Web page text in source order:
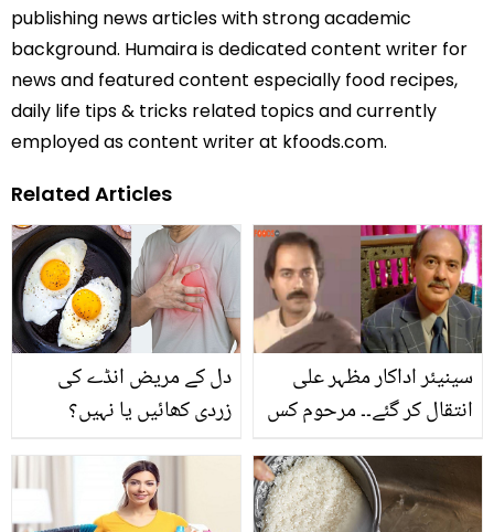
publishing news articles with strong academic
background. Humaira is dedicated content writer for
news and featured content especially food recipes,
daily life tips & tricks related topics and currently
employed as content writer at kfoods.com.
Related Articles
دل کے مریض انڈے کی
زردی کھائیں یا نہیں؟
فائدے اور اہم معلومات
ڈاکٹر کی زبانی
سینیئر اداکار مظہر علی
انتقال کر گئے۔۔ مرحوم کس